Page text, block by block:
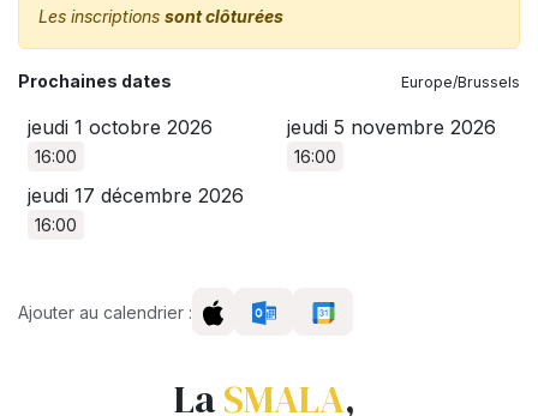
Les inscriptions sont clôturées
Prochaines dates Europe/Brussels
jeudi 1 octobre 2026
16:00
jeudi 5 novembre 2026
16:00
jeudi 17 décembre 2026
16:00
Ajouter au calendrier :
LaSMALA,